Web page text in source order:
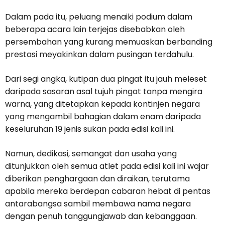
Dalam pada itu, peluang menaiki podium dalam
beberapa acara lain terjejas disebabkan oleh
persembahan yang kurang memuaskan berbanding
prestasi meyakinkan dalam pusingan terdahulu.
Dari segi angka, kutipan dua pingat itu jauh meleset
daripada sasaran asal tujuh pingat tanpa mengira
warna, yang ditetapkan kepada kontinjen negara
yang mengambil bahagian dalam enam daripada
keseluruhan 19 jenis sukan pada edisi kali ini.
Namun, dedikasi, semangat dan usaha yang
ditunjukkan oleh semua atlet pada edisi kali ini wajar
diberikan penghargaan dan diraikan, terutama
apabila mereka berdepan cabaran hebat di pentas
antarabangsa sambil membawa nama negara
dengan penuh tanggungjawab dan kebanggaan.